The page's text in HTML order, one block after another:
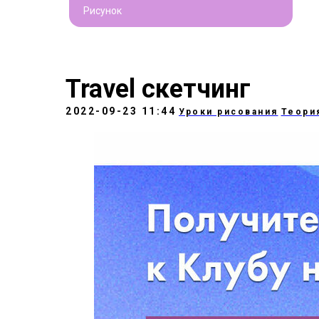
Рисунок
Travel скетчинг
2022-09-23 11:44 Уроки рисования